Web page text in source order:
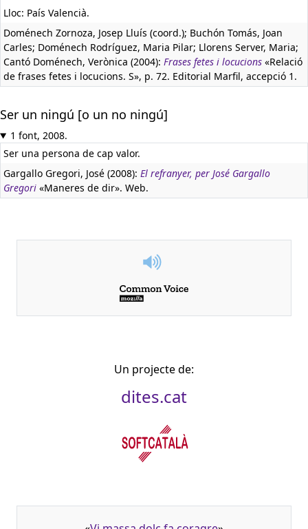
Lloc: País Valencià.
Doménech Zornoza, Josep Lluís (coord.); Buchón Tomás, Joan
Carles; Doménech Rodríguez, Maria Pilar; Llorens Server, Maria;
Cantó Doménech, Verònica (2004): Frases fetes i locucions «Relació
de frases fetes i locucions. S», p. 72. Editorial Marfil, accepció 1.
Ser un ningú [o un no ningú]
1 font, 2008.
Ser una persona de cap valor.
Gargallo Gregori, José (2008): El refranyer, per José Gargallo
Gregori «Maneres de dir». Web.
Un projecte de:
dites.cat